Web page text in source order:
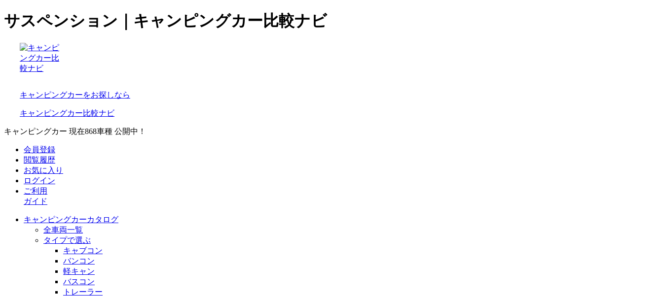
サスペンション｜キャンピングカー比較ナビ
キャンピングカーをお探しなら
キャンピングカー比較ナビ
キャンピングカー 現在868車種 公開中！
会員登録
閲覧履歴
お気に入り
ログイン
ご利用
ガイド
キャンピングカーカタログ
全車両一覧
タイプで選ぶ
キャブコン
バンコン
軽キャン
バスコン
トレーラー